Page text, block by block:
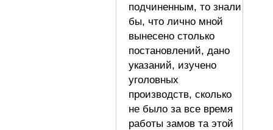
подчиненным, то знали
бы, что лично мной
вынесено столько
постановлений, дано
указаний, изучено
уголовных
производств, сколько
не было за все время
работы замов та этой